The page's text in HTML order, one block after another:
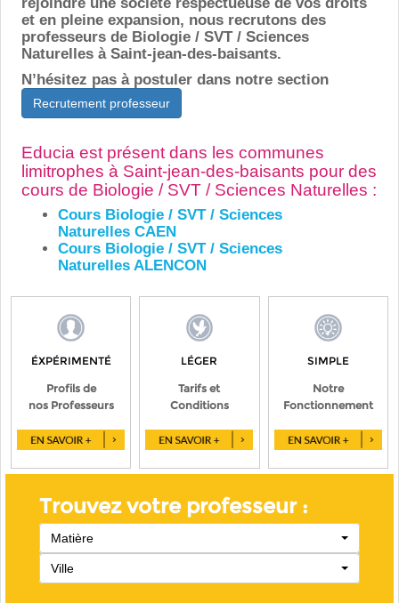
et en pleine expansion, nous recrutons des
professeurs de Biologie / SVT / Sciences
Naturelles à Saint-jean-des-baisants.
N’hésitez pas à postuler dans notre section
Recrutement professeur
Educia est présent dans les communes
limitrophes à Saint-jean-des-baisants pour des
cours de Biologie / SVT / Sciences Naturelles :
Cours Biologie / SVT / Sciences
Naturelles CAEN
Cours Biologie / SVT / Sciences
Naturelles ALENCON
ÉXPÉRIMENTÉ
Profils de
nos Professeurs
LÉGER
Tarifs et
Conditions
SIMPLE
Notre
Fonctionnement
Trouvez votre professeur :
Matière
Ville